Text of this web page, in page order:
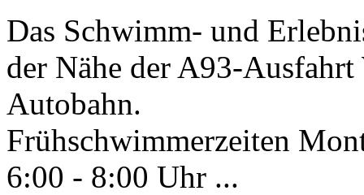
Das Schwimm- und
der Nähe der A93-
Autobahn.
Frühschwimmerzeiten
6:00 - 8:00 Uhr ...